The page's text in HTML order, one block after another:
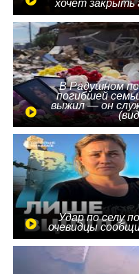
хочет закрыть
В Радушном
погибшей
выжил — он
Удар по селу
очевидцы